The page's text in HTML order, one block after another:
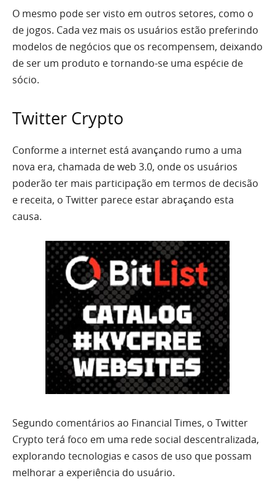
O mesmo pode ser visto em outros setores, como o
de jogos. Cada vez mais os usuários estão preferindo
modelos de negócios que os recompensem, deixando
de ser um produto e tornando-se uma espécie de
sócio.
Twitter Crypto
Conforme a internet está avançando rumo a uma
nova era, chamada de web 3.0, onde os usuários
poderão ter mais participação em termos de decisão
e receita, o Twitter parece estar abraçando esta
causa.
Segundo comentários ao Financial Times, o Twitter
Crypto terá foco em uma rede social descentralizada,
explorando tecnologias e casos de uso que possam
melhorar a experiência do usuário.